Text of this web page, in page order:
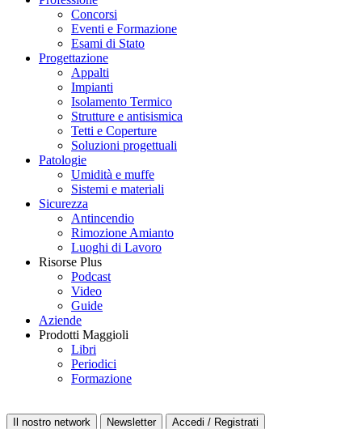
Concorsi
Eventi e Formazione
Esami di Stato
Progettazione
Appalti
Impianti
Isolamento Termico
Strutture e antisismica
Tetti e Coperture
Soluzioni progettuali
Patologie
Umidità e muffe
Sistemi e materiali
Sicurezza
Antincendio
Rimozione Amianto
Luoghi di Lavoro
Risorse Plus
Podcast
Video
Guide
Aziende
Prodotti Maggioli
Libri
Periodici
Formazione
Il nostro network Newsletter Accedi / Registrati